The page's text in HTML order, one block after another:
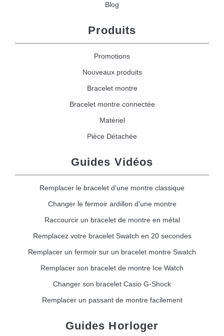
Blog
Produits
Promotions
Nouveaux produits
Bracelet montre
Bracelet montre connectée
Matériel
Pièce Détachée
Guides Vidéos
Remplacer le bracelet d'une montre classique
Changer le fermoir ardillon d'une montre
Raccourcir un bracelet de montre en métal
Remplacez votre bracelet Swatch en 20 secondes
Remplacer un fermoir sur un bracelet montre Swatch
Remplacer son bracelet de montre Ice Watch
Changer son bracelet Casio G-Shock
Remplacer un passant de montre facilement
Guides Horloger